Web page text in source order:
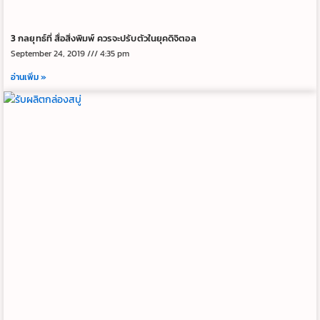
3 กลยุทธ์ที่ สื่อสิ่งพิมพ์ ควรจะปรับตัวในยุคดิจิตอล
September 24, 2019
4:35 pm
อ่านเพิ่ม »